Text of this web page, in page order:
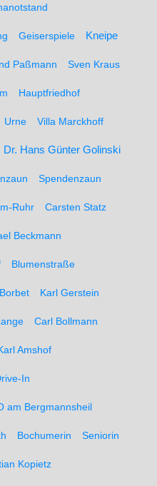
Geiserspiele Kneipe
Paßmann Sven Kraus
Hauptfriedhof
Urne Villa Marckhoff
Dr. Hans Günter Golinski
Spendenzaun
Ruhr Carsten Statz
Beckmann
Blumenstraße
Karl Gerstein
Carl Bollmann
Amshof
In
am Bergmannsheil
Bochumerin Seniorin
Kopietz